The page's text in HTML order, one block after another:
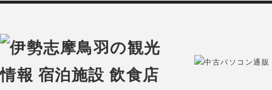
中古パソコン通